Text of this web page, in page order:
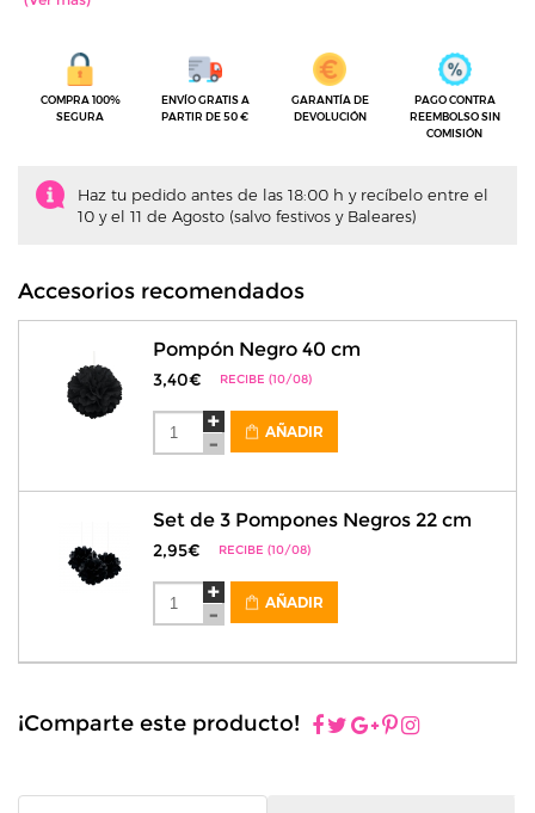
COMPRA 100%
SEGURA
ENVÍO GRATIS A
PARTIR DE 50 €
GARANTÍA DE
DEVOLUCIÓN
PAGO CONTRA
REEMBOLSO SIN
COMISIÓN
Haz tu pedido antes de las 18:00 h y recíbelo entre el
10 y el 11 de Agosto (salvo festivos y Baleares)
Accesorios recomendados
Pompón Negro 40 cm
3,40€ RECIBE (10/08)
AÑADIR
Set de 3 Pompones Negros 22 cm
2,95€ RECIBE (10/08)
AÑADIR
¡Comparte este producto!